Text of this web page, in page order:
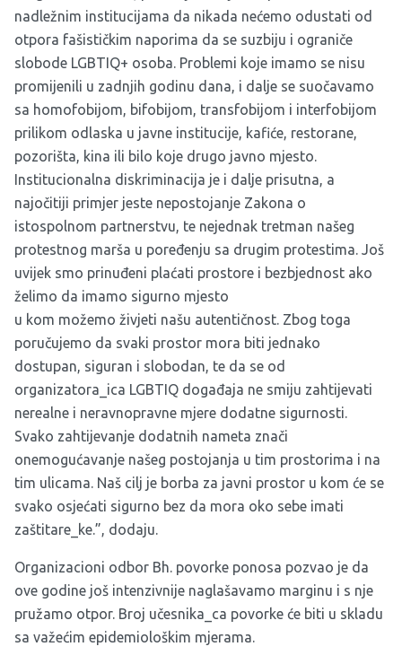
nadležnim institucijama da nikada nećemo odustati od
otpora fašističkim naporima da se suzbiju i ograniče
slobode LGBTIQ+ osoba. Problemi koje imamo se nisu
promijenili u zadnjih godinu dana, i dalje se suočavamo
sa homofobijom, bifobijom, transfobijom i interfobijom
prilikom odlaska u javne institucije, kafiće, restorane,
pozorišta, kina ili bilo koje drugo javno mjesto.
Institucionalna diskriminacija je i dalje prisutna, a
najočitiji primjer jeste nepostojanje Zakona o
istospolnom partnerstvu, te nejednak tretman našeg
protestnog marša u poređenju sa drugim protestima. Još
uvijek smo prinuđeni plaćati prostore i bezbjednost ako
želimo da imamo sigurno mjesto
u kom možemo živjeti našu autentičnost. Zbog toga
poručujemo da svaki prostor mora biti jednako
dostupan, siguran i slobodan, te da se od
organizatora_ica LGBTIQ događaja ne smiju zahtijevati
nerealne i neravnopravne mjere dodatne sigurnosti.
Svako zahtijevanje dodatnih nameta znači
onemogućavanje našeg postojanja u tim prostorima i na
tim ulicama. Naš cilj je borba za javni prostor u kom će se
svako osjećati sigurno bez da mora oko sebe imati
zaštitare_ke.”, dodaju.
Organizacioni odbor Bh. povorke ponosa pozvao je da
ove godine još intenzivnije naglašavamo marginu i s nje
pružamo otpor. Broj učesnika_ca povorke će biti u skladu
sa važećim epidemiološkim mjerama.